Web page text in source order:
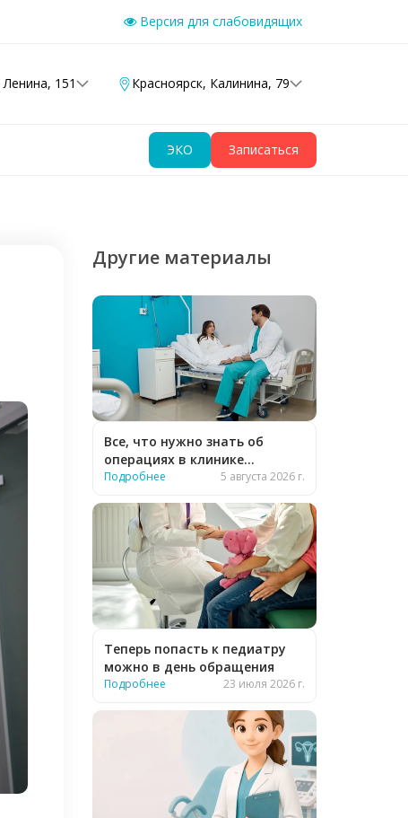
Версия для слабовидящих
Ленина, 151 Красноярск, Калинина, 79
ЭКО Записаться
Другие материалы
Все, что нужно знать об
операциях в клинике
«Бионика»
Подробнее 5 августа 2026 г.
Теперь попасть к педиатру
можно в день обращения
Подробнее 23 июля 2026 г.